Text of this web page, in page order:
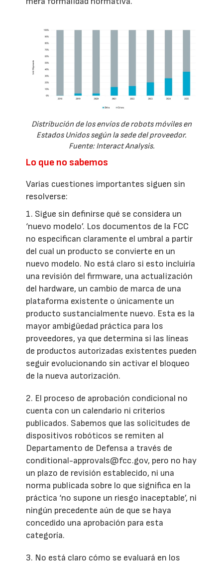
Distribución de los envíos de robots móviles en
Estados Unidos según la sede del proveedor.
Fuente: Interact Analysis.
Lo que no sabemos
Varias cuestiones importantes siguen sin
resolverse:
1. Sigue sin definirse qué se considera un
‘nuevo modelo’. Los documentos de la FCC
no especifican claramente el umbral a partir
del cual un producto se convierte en un
nuevo modelo. No está claro si esto incluiría
una revisión del firmware, una actualización
del hardware, un cambio de marca de una
plataforma existente o únicamente un
producto sustancialmente nuevo. Esta es la
mayor ambigüedad práctica para los
proveedores, ya que determina si las líneas
de productos autorizadas existentes pueden
seguir evolucionando sin activar el bloqueo
de la nueva autorización.
2. El proceso de aprobación condicional no
cuenta con un calendario ni criterios
publicados. Sabemos que las solicitudes de
dispositivos robóticos se remiten al
Departamento de Defensa a través de
conditional-approvals@fcc.gov, pero no hay
un plazo de revisión establecido, ni una
norma publicada sobre lo que significa en la
práctica ‘no supone un riesgo inaceptable’, ni
ningún precedente aún de que se haya
concedido una aprobación para esta
categoría.
3. No está claro cómo se evaluará en los